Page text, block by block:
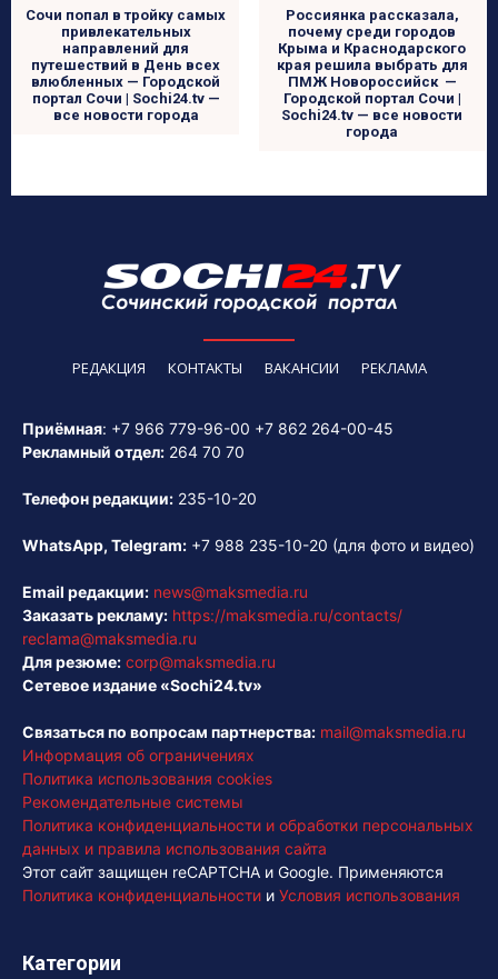
Сочи попал в тройку самых
привлекательных
направлений для
путешествий в День всех
влюбленных — Городской
портал Сочи | Sochi24.tv —
все новости города
Россиянка рассказала,
почему среди городов
Крыма и Краснодарского
края решила выбрать для
ПМЖ Новороссийск —
Городской портал Сочи |
Sochi24.tv — все новости
города
РЕДАКЦИЯ КОНТАКТЫ ВАКАНСИИ РЕКЛАМА
Приёмная: +7 966 779-96-00 +7 862 264-00-45
Рекламный отдел: 264 70 70
Телефон редакции: 235-10-20
WhatsApp, Telegram: +7 988 235-10-20 (для фото и видео)
Email редакции: news@maksmedia.ru
Заказать рекламу: https://maksmedia.ru/contacts/
reclama@maksmedia.ru
Для резюме: corp@maksmedia.ru
Сетевое издание «Sochi24.tv»
Связаться по вопросам партнерства: mail@maksmedia.ru
Информация об ограничениях
Политика использования cookies
Рекомендательные системы
Политика конфиденциальности и обработки персональных
данных и правила использования сайта
Этот сайт защищен reCAPTCHA и Google. Применяются
Политика конфиденциальности и Условия использования
Категории